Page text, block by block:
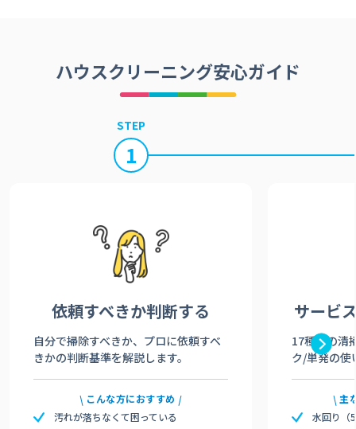
ハウスクリーニング安心ガイド
STEP
1
依頼すべきか判断する
自分で掃除すべきか、プロに依頼すべ
きかの判断基準を解説します。
こんな方におすすめ
汚れが落ちなくて困っている
サービ
17種類の清
ク/単発の使
主
水回り（